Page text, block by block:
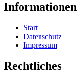
Informationen
Start
Datenschutz
Impressum
Rechtliches